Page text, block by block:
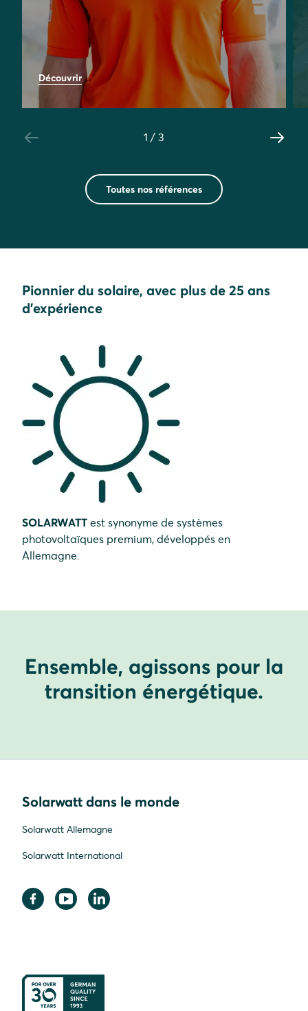
99
d'Autoconsommation
12.000 €
Découvrir
1 / 3
Toutes nos références
Pionnier du solaire, avec plus de 25 ans
d'expérience
SOLARWATT est synonyme de systèmes
photovoltaïques premium, développés en
Allemagne.
Ensemble, agissons pour la
transition énergétique.
Solarwatt dans le monde
Solarwatt Allemagne
Solarwatt International